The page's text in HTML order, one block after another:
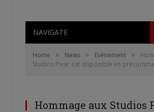
NAVIGATE
Home » News » Evènement »
Studios Pixar est disponible en
Hommage aux Studios